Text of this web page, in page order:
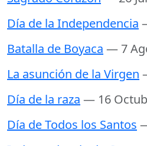
Día de la Independencia
Batalla de Boyaca — 7
La asunción de la Virgen
Día de la raza — 16
Día de Todos los Santos